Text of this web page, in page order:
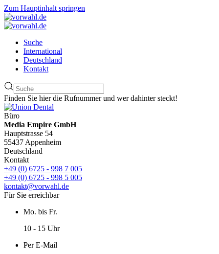
Zum Hauptinhalt springen
Suche
International
Deutschland
Kontakt
Finden Sie hier die Rufnummer und wer dahinter steckt!
Büro
Media Empire GmbH
Hauptstrasse 54
55437 Appenheim
Deutschland
Kontakt
+49 (0) 6725 - 998 7 005
+49 (0) 6725 - 998 5 005
kontakt@vorwahl.de
Für Sie erreichbar
Mo. bis Fr.
10 - 15 Uhr
Per E-Mail